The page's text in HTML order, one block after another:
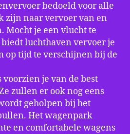
bedoeld voor alle
zijn naar vervoer van en
Mocht je een vlucht te
luchthaven vervoer je
op tijd te verschijnen bij de
je van de best
zullen er ook nog eens
geholpen bij het
Het wagenpark
en comfortabele wagens